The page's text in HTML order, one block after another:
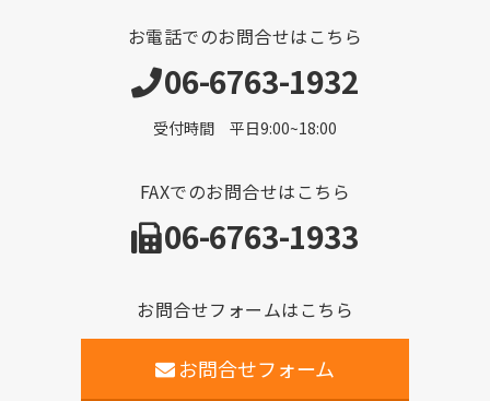
お電話でのお問合せはこちら
06-6763-1932
受付時間 平日9:00~18:00
FAXでのお問合せはこちら
06-6763-1933
お問合せフォームはこちら
お問合せフォーム